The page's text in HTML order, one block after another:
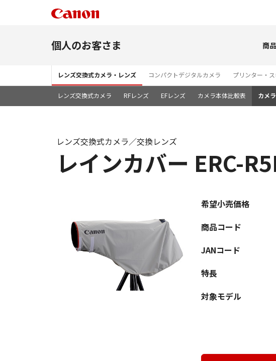
個人のお客さま 商
レンズ交換式カメラ・レンズ コンパクトデジタルカメラ プリンター・
レンズ交換式カメラ RFレンズ EFレンズ カメラ本体比較表 カメ
レインカバー ERC-
レンズ交換式カメラ／交換レンズ
希望小売価格
商品コード
JANコード
特長
対象モデル